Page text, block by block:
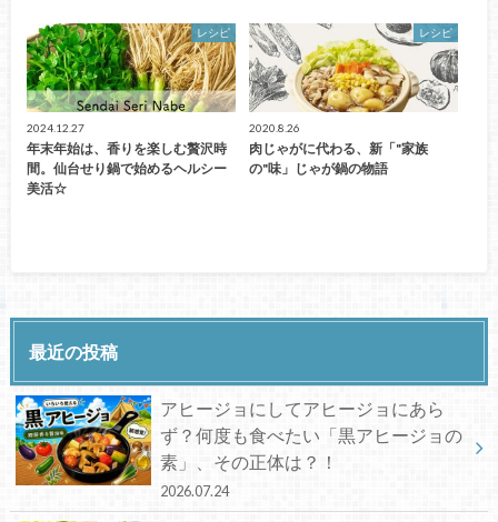
レシピ
2024.12.27
年末年始は、香りを楽しむ贅沢時
間。仙台せり鍋で始めるヘルシー
美活☆
レシピ
2020.8.26
肉じゃがに代わる、新「"家族
の"味」じゃが鍋の物語
最近の投稿
アヒージョにしてアヒージョにあら
ず？何度も食べたい「黒アヒージョの
素」、その正体は？！
2026.07.24